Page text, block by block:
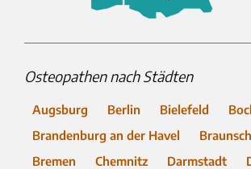
Osteopathen nach Städten
Augsburg Berlin Bielefeld
Brandenburg an der Havel
Bremen
Chemnitz Darmstadt